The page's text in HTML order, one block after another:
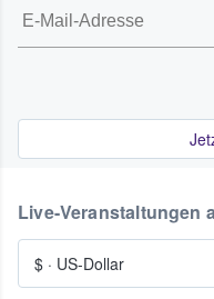
Live-Veranstaltungen
$ · US-Dollar